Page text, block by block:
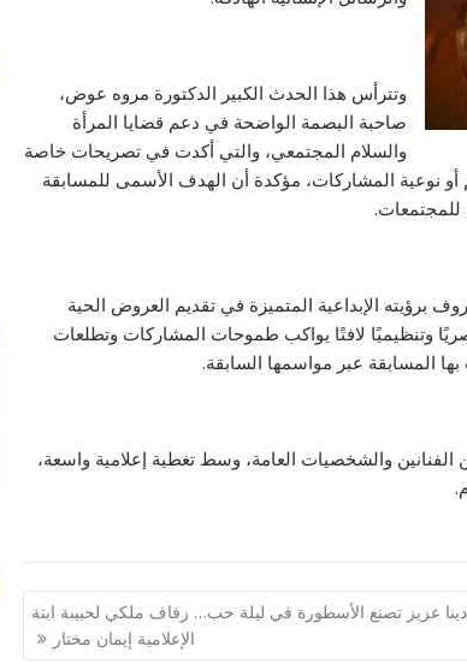
وتترأس هذا الحدث الكبير الدكتورة مروه عوض،
صاحبة البصمة الواضحة في دعم قضايا المرأة
والسلام المجتمعي، والتي أكدت في تصريحات خاصة
نوعية المشاركات، مؤكدة أن الهدف الأسمى للمسابقة
للمجتمعات.
برؤيته الإبداعية المتميزة في تقديم العروض الحية
وتنظيميًا لافتًا يواكب طموحات المشاركات وتطلعات
المسابقة عبر مواسمها السابقة.
الفنانين والشخصيات العامة، وسط تغطية إعلامية واسعة،
دينا عزيز تصنع الأسطورة في ليلة حب… زفاف ملكي لحبيبة ابنة
الإعلامية إيمان مختار